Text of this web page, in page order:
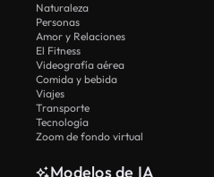
Naturaleza
Personas
Amor y Relaciones
El Fitness
Videografía aérea
Comida y bebida
Viajes
Transporte
Tecnología
Zoom de fondo virtual
Modelos de IA